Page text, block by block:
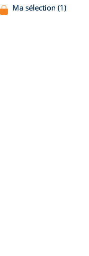
Ma sélection (1)